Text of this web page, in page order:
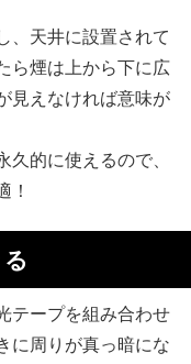
、天井に設置されて
ら煙は上から下に広
見えなければ意味が
久的に使えるので、
！
テープを組み合わせ
に周りが真っ暗にな